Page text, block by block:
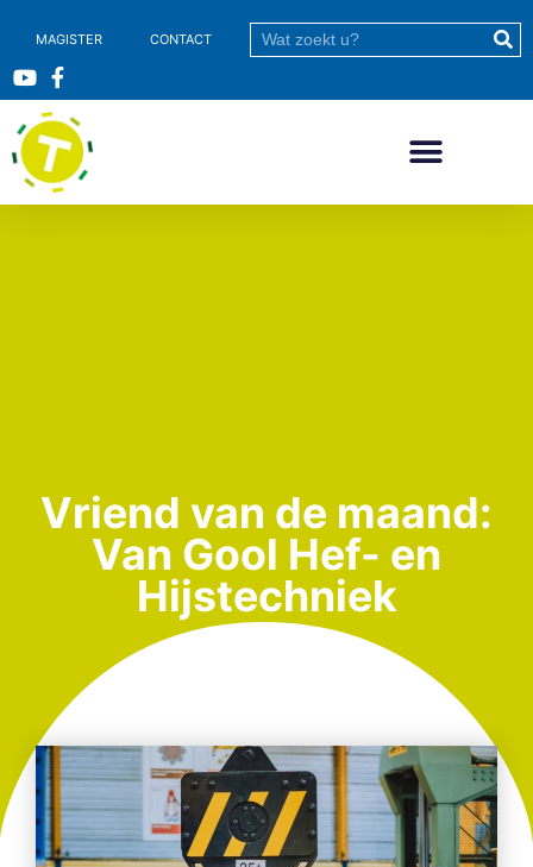
MAGISTER CONTACT
Vriend van de maand:
Van Gool Hef- en
Hijstechniek